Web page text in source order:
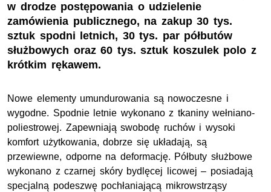
w drodze postępowania o udzielenie
zamówienia publicznego, na zakup 30 tys.
sztuk spodni letnich, 30 tys. par półbutów
służbowych oraz 60 tys. sztuk koszulek polo z
krótkim rękawem.
Nowe elementy umundurowania są nowoczesne i
wygodne. Spodnie letnie wykonano z tkaniny wełniano-
poliestrowej. Zapewniają swobodę ruchów i wysoki
komfort użytkowania, dobrze się układają, są
przewiewne, odporne na deformację. Półbuty służbowe
wykonano z czarnej skóry bydlęcej licowej – posiadają
specjalną podeszwę pochłaniającą mikrowstrząsy